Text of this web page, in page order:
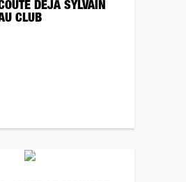
DÉJÀ SYLVAIN
CLUB